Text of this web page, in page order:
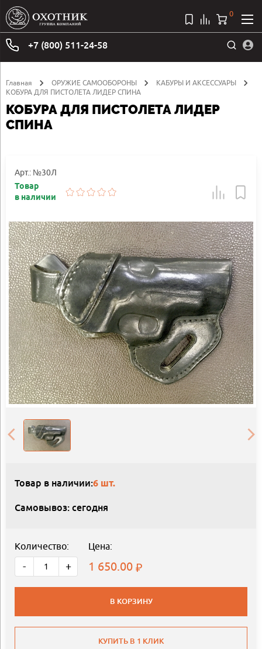
+7 (800) 511-24-58
0
Главная ОРУЖИЕ САМООБОРОНЫ
КАБУРЫ И АКСЕССУАРЫ
КОБУРА ДЛЯ ПИСТОЛЕТА ЛИДЕР СПИНА
КОБУРА ДЛЯ ПИСТОЛЕТА ЛИДЕР
СПИНА
Арт.: №30Л
Товар
в наличии
Товар в наличии:6 шт.
Самовывоз: сегодня
Количество:
- +
Цена:
1 650.00
В КОРЗИНУ
КУПИТЬ В 1 КЛИК